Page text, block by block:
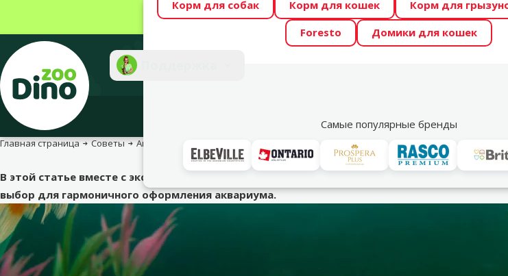
Весь месяц Dino Zoo предлагает отличные цены на
Фотоконкурс “GADA ŪSAIŅI”! Возможно Твой питомец
Корм для собак Корм для кошек Корм для
Foresto
Домики для кошек
Самые популярные бренды
Акции
Главная страница Советы Аквариумные рыбки Оформление аквариума: натуральные или искусственные
Оформление аквариума: натуральные или
В этой статье вместе с экспертом Dino Zoo Зане Загорской рассмотрим разные виды
выбор для гармоничного оформления аквариума.